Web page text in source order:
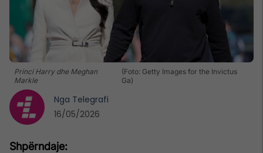
Princi Harry dhe Meghan
Markle
(Foto: Getty Images for the Invictus
Ga)
Nga Telegrafi
16/05/2026